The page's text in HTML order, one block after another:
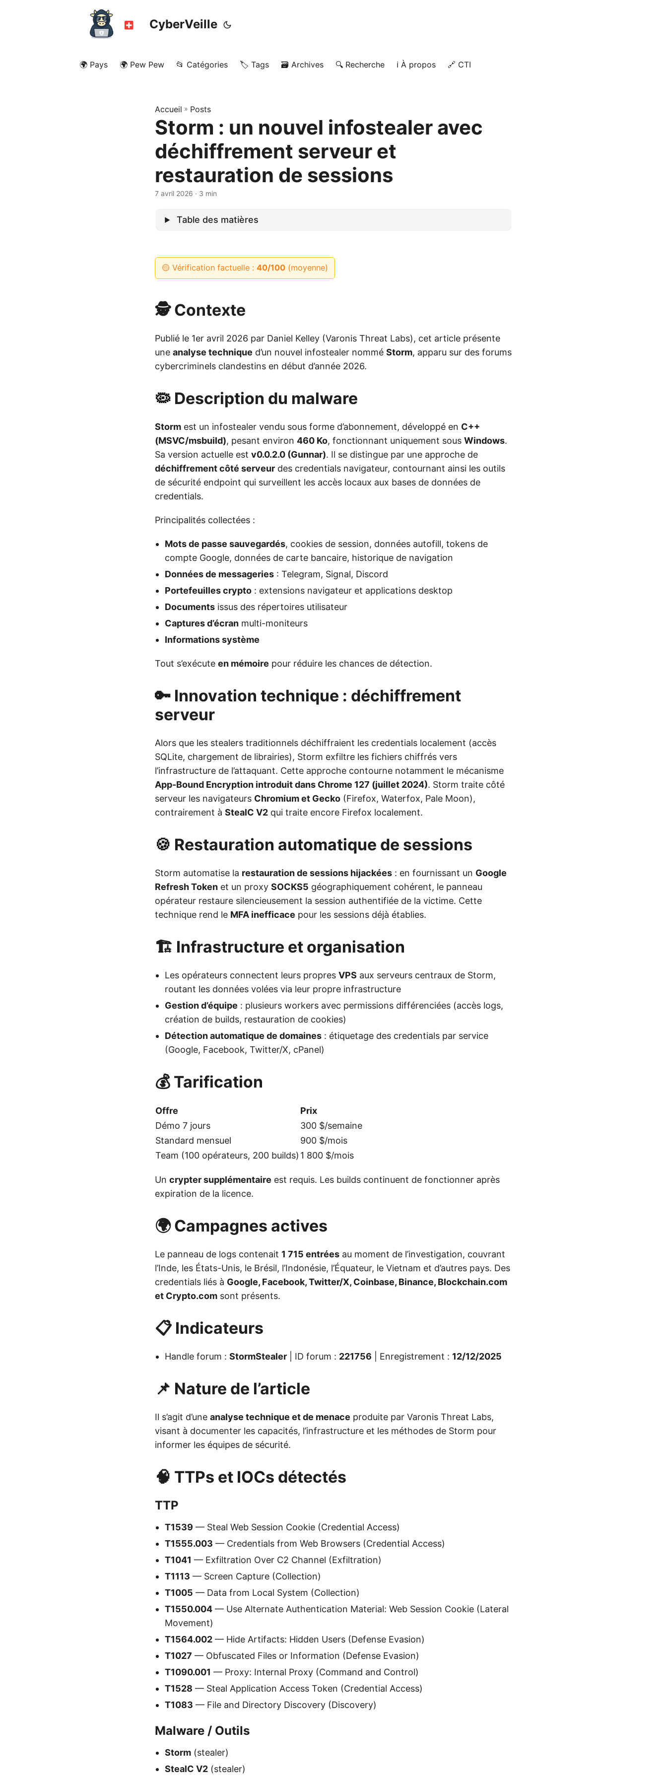
CyberVeille
🌍 Pays 🌍 Pew Pew 📂 Catégories 🏷️ Tags 🗃️ Archives 🔍 Recherche ℹ️ À propos 🔗 CTI
Accueil » Posts
Storm : un nouvel infostealer avec
déchiffrement serveur et
restauration de sessions
7 avril 2026 · 3 min
Table des matières
🟡 Vérification factuelle : 40/100(moyenne)
🕵️ Contexte
Publié le 1er avril 2026 par Daniel Kelley (Varonis Threat Labs), cet article présente
une analyse technique d’un nouvel infostealer nommé Storm, apparu sur des forums
cybercriminels clandestins en début d’année 2026.
🦠 Description du malware
Storm est un infostealer vendu sous forme d’abonnement, développé en C++
(MSVC/msbuild), pesant environ 460 Ko, fonctionnant uniquement sous Windows.
Sa version actuelle est v0.0.2.0 (Gunnar). Il se distingue par une approche de
déchiffrement côté serveur des credentials navigateur, contournant ainsi les outils
de sécurité endpoint qui surveillent les accès locaux aux bases de données de
credentials.
Principalités collectées :
Mots de passe sauvegardés, cookies de session, données autofill, tokens de
compte Google, données de carte bancaire, historique de navigation
Données de messageries : Telegram, Signal, Discord
Portefeuilles crypto : extensions navigateur et applications desktop
Documents issus des répertoires utilisateur
Captures d’écran multi-moniteurs
Informations système
Tout s’exécute en mémoire pour réduire les chances de détection.
🔑 Innovation technique : déchiffrement
serveur
Alors que les stealers traditionnels déchiffraient les credentials localement (accès
SQLite, chargement de librairies), Storm exfiltre les fichiers chiffrés vers
l’infrastructure de l’attaquant. Cette approche contourne notamment le mécanisme
App-Bound Encryption introduit dans Chrome 127 (juillet 2024). Storm traite côté
serveur les navigateurs Chromium et Gecko (Firefox, Waterfox, Pale Moon),
contrairement à StealC V2 qui traite encore Firefox localement.
🍪 Restauration automatique de sessions
Storm automatise la restauration de sessions hijackées : en fournissant un Google
Refresh Token et un proxy SOCKS5 géographiquement cohérent, le panneau
opérateur restaure silencieusement la session authentifiée de la victime. Cette
technique rend le MFA inefficace pour les sessions déjà établies.
🏗️ Infrastructure et organisation
Les opérateurs connectent leurs propres VPS aux serveurs centraux de Storm,
routant les données volées via leur propre infrastructure
Gestion d’équipe : plusieurs workers avec permissions différenciées (accès logs,
création de builds, restauration de cookies)
Détection automatique de domaines : étiquetage des credentials par service
(Google, Facebook, Twitter/X, cPanel)
💰 Tarification
Offre
Prix
Démo 7 jours
300 $/semaine
Standard mensuel
900 $/mois
Team (100 opérateurs, 200 builds) 1 800 $/mois
Un crypter supplémentaire est requis. Les builds continuent de fonctionner après
expiration de la licence.
🌍 Campagnes actives
Le panneau de logs contenait 1 715 entrées au moment de l’investigation, couvrant
l’Inde, les États-Unis, le Brésil, l’Indonésie, l’Équateur, le Vietnam et d’autres pays. Des
credentials liés à Google, Facebook, Twitter/X, Coinbase, Binance, Blockchain.com
et Crypto.com sont présents.
📋 Indicateurs
Handle forum : StormStealer | ID forum : 221756 | Enregistrement : 12/12/2025
📌 Nature de l’article
Il s’agit d’une analyse technique et de menace produite par Varonis Threat Labs,
visant à documenter les capacités, l’infrastructure et les méthodes de Storm pour
informer les équipes de sécurité.
🧠 TTPs et IOCs détectés
TTP
T1539 — Steal Web Session Cookie (Credential Access)
T1555.003 — Credentials from Web Browsers (Credential Access)
T1041 — Exfiltration Over C2 Channel (Exfiltration)
T1113 — Screen Capture (Collection)
T1005 — Data from Local System (Collection)
T1550.004 — Use Alternate Authentication Material: Web Session Cookie (Lateral
Movement)
T1564.002 — Hide Artifacts: Hidden Users (Defense Evasion)
T1027 — Obfuscated Files or Information (Defense Evasion)
T1090.001 — Proxy: Internal Proxy (Command and Control)
T1528 — Steal Application Access Token (Credential Access)
T1083 — File and Directory Discovery (Discovery)
Malware / Outils
Storm (stealer)
StealC V2 (stealer)